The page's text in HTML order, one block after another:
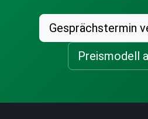
Gesprächstermin
Preismodell